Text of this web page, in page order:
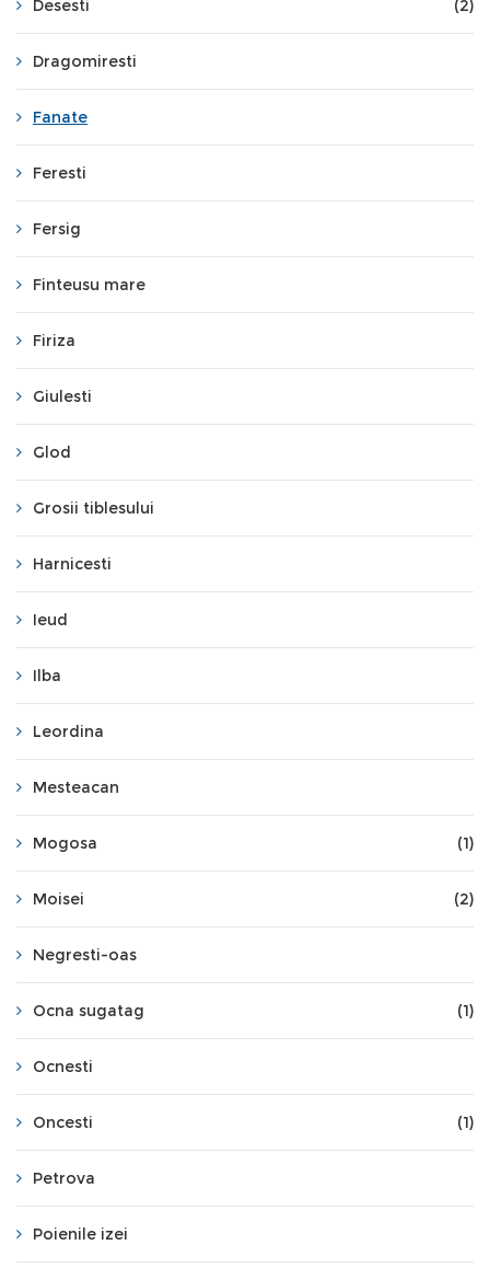
Desesti (2)
Dragomiresti
Fanate
Feresti
Fersig
Finteusu mare
Firiza
Giulesti
Glod
Grosii tiblesului
Harnicesti
Ieud
Ilba
Leordina
Mesteacan
Mogosa (1)
Moisei (2)
Negresti-oas
Ocna sugatag (1)
Ocnesti
Oncesti (1)
Petrova
Poienile izei